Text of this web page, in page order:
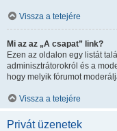
Vissza a tetejére
Mi az az „A csapat” link?
Ezen az oldalon egy listát
adminisztrátorokról és a
hogy melyik fórumot
Vissza a tetejére
Privát üzenetek